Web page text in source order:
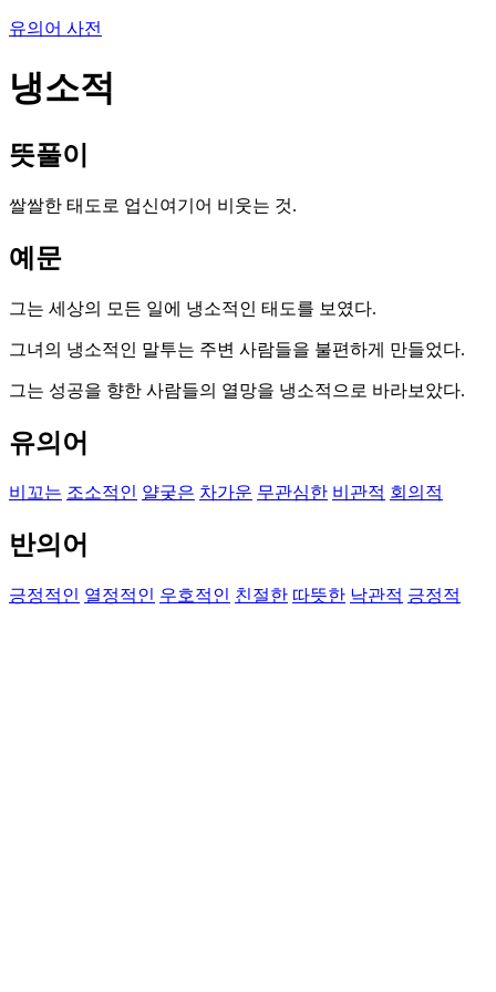
유의어 사전
냉소적
뜻풀이
쌀쌀한 태도로 업신여기어 비웃는 것.
예문
그는 세상의 모든 일에 냉소적인 태도를 보였다.
그녀의 냉소적인 말투는 주변 사람들을 불편하게 만들었다.
그는 성공을 향한 사람들의 열망을 냉소적으로 바라보았다.
유의어
비꼬는 조소적인 얄궂은 차가운 무관심한 비관적 회의적
반의어
긍정적인 열정적인 우호적인 친절한 따뜻한 낙관적 긍정적